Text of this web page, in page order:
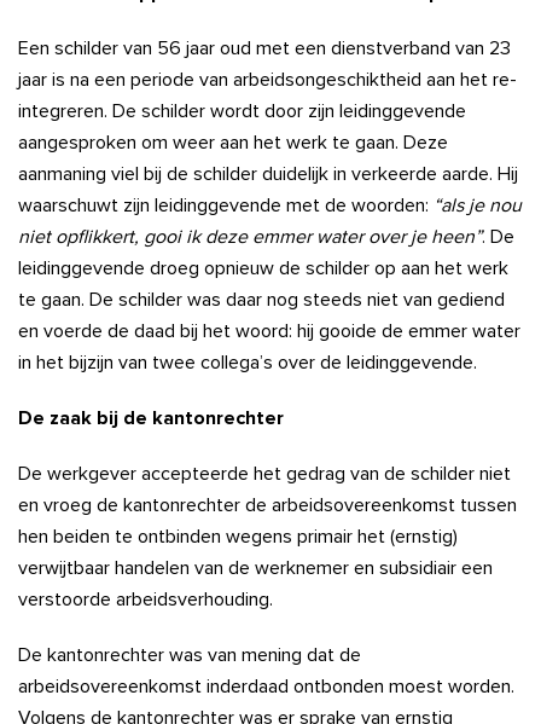
Een schilder van 56 jaar oud met een dienstverband van 23
jaar is na een periode van arbeidsongeschiktheid aan het re-
integreren. De schilder wordt door zijn leidinggevende
aangesproken om weer aan het werk te gaan. Deze
aanmaning viel bij de schilder duidelijk in verkeerde aarde. Hij
waarschuwt zijn leidinggevende met de woorden: “als je nou
niet opflikkert, gooi ik deze emmer water over je heen”. De
leidinggevende droeg opnieuw de schilder op aan het werk
te gaan. De schilder was daar nog steeds niet van gediend
en voerde de daad bij het woord: hij gooide de emmer water
in het bijzijn van twee collega’s over de leidinggevende.
De zaak bij de kantonrechter
De werkgever accepteerde het gedrag van de schilder niet
en vroeg de kantonrechter de arbeidsovereenkomst tussen
hen beiden te ontbinden wegens primair het (ernstig)
verwijtbaar handelen van de werknemer en subsidiair een
verstoorde arbeidsverhouding.
De kantonrechter was van mening dat de
arbeidsovereenkomst inderdaad ontbonden moest worden.
Volgens de kantonrechter was er sprake van ernstig